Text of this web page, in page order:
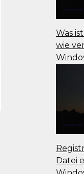
Was
wie
Datei